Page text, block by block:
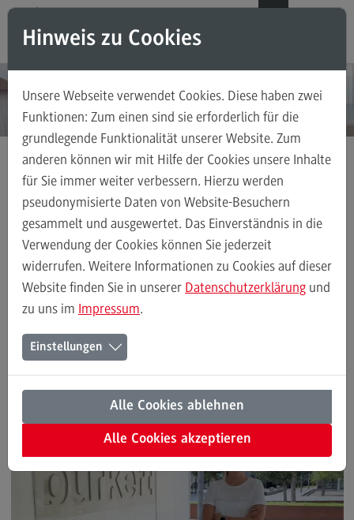
Direkt zum Inhalt
Direkt zum Hauptmenu
Direkt zum Footer
Modul-O-Mat
Masterstudiengänge
Accounting, Controlling, Taxation
Accounting, Controlling, Taxation
Modulangebot
Berufsperspektiven
Kontakt
Advanced Practice in Healthcare
Advanced Practice in Healthcare
Rahmenbedingungen
Modulangebot
Bauingenieurwesen
Bauingenieurwesen
Rahmenbedingungen
Interviews Strecker, Elsa
"Mit dem Master konnte ich
meine Kenntnisse aus dem
Bachelorstudium vertiefen und
ausbauen."
Hinweis zu Cookies
Unsere Webseite verwendet Cookies. Diese haben zwei
Funktionen: Zum einen sind sie erforderlich für die
grundlegende Funktionalität unserer Website. Zum
anderen können wir mit Hilfe der Cookies unsere Inhalte
für Sie immer weiter verbessern. Hierzu werden
pseudonymisierte Daten von Website-Besuchern
gesammelt und ausgewertet. Das Einverständnis in die
Verwendung der Cookies können Sie jederzeit
widerrufen. Weitere Informationen zu Cookies auf dieser
Website finden Sie in unserer Datenschutzerklärung und
zu uns im Impressum.
Einstellungen
Alle Cookies ablehnen
Alle Cookies akzeptieren